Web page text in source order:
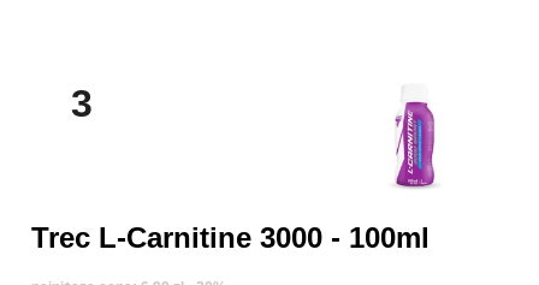
3
Trec L-Carnitine 3000 - 100ml